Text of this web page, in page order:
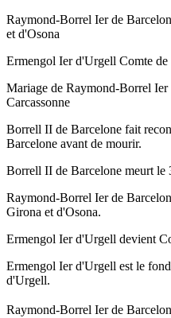
Raymond-Borrel Ier de
et d'Osona
Ermengol Ier d'Urgell Comte
Mariage de Raymond-Borrel Ier
Carcassonne
Borrell II de Barcelone fait
Barcelone avant de mourir.
Borrell II de Barcelone meurt le
Raymond-Borrel Ier de
Girona et d'Osona.
Ermengol Ier d'Urgell devient
Ermengol Ier d'Urgell est le
d'Urgell.
Raymond-Borrel Ier de